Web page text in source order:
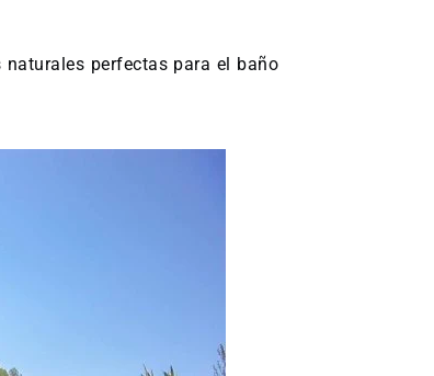
perfectas para el baño